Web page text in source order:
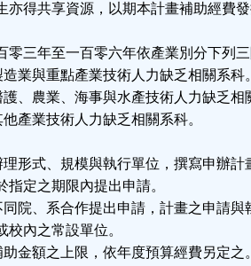
得共享資源，以期本計畫補助經費發
零三年至一百零六年依產業別分下列
與重點產業技術人力缺乏相關系科
農業、海事與水產技術人力缺乏相
業技術人力缺乏相關系科。
式、規模與執行單位，撰寫申辦計
定之期限內提出申請。
、系合作提出申請，計畫之申請與
內之常設單位。
額之上限，依年度預算經費另定之